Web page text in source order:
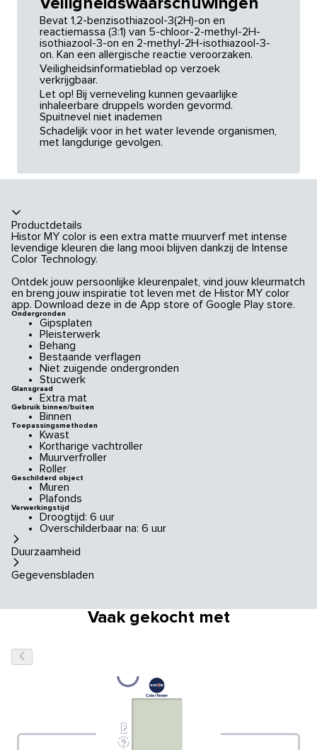
Bevat 1,2-benzisothiazool-3(2H)-on en
reactiemassa (3:1) van 5-chloor-2-methyl-2H-
isothiazool-3-on en 2-methyl-2H-isothiazool-3-
on. Kan een allergische reactie veroorzaken.
Veiligheidsinformatieblad op verzoek
verkrijgbaar.
Let op! Bij verneveling kunnen gevaarlijke
inhaleerbare druppels worden gevormd.
Spuitnevel niet inademen
Schadelijk voor in het water levende organismen,
met langdurige gevolgen.
Productdetails
Histor MY color is een extra matte muurverf met intense
levendige kleuren die lang mooi blijven dankzij de Intense
Color Technology.
Ontdek jouw persoonlijke kleurenpalet, vind jouw kleurmatch
en breng jouw inspiratie tot leven met de Histor MY color
app. Download deze in de App store of Google Play store.
Ondergronden
Gipsplaten
Pleisterwerk
Behang
Bestaande verflagen
Niet zuigende ondergronden
Stucwerk
Glansgraad
Extra mat
Gebruik binnen/buiten
Binnen
Toepassingsmethoden
Kwast
Kortharige vachtroller
Muurverfroller
Roller
Geschilderd object
Muren
Plafonds
Verwerkingstijd
Droogtijd: 6 uur
Overschilderbaar na: 6 uur
Duurzaamheid
Gegevensbladen
Vaak gekocht met